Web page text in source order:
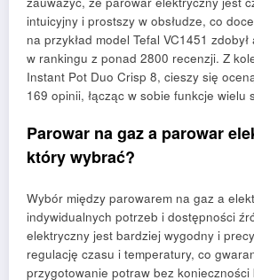
intuicyjny i prostszy w obsłudze, co
na przykład model Tefal VC1451
w rankingu z ponad 2800 recenzji. Z
Instant Pot Duo Crisp 8, cieszy się
169 opinii, łącząc w sobie funkcje wielu
Parowar na gaz a parowar
który wybrać?
Wybór między parowarem na gaz a
indywidualnych potrzeb i dostępności
elektryczny jest bardziej wygodny i
regulację czasu i temperatury, co
przygotowanie potraw bez konieczności